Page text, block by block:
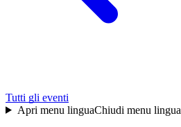
Tutti gli eventi
Apri menu linguaChiudi menu lingua